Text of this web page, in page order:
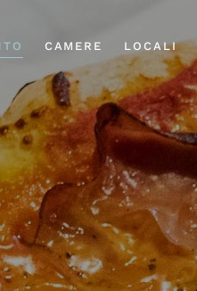
CAMERE LOCALI